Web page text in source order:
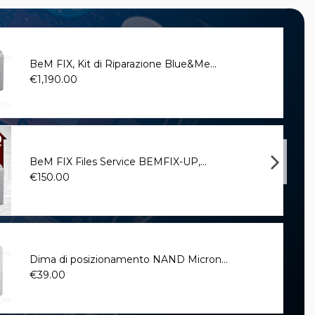
BeM FIX, Kit di Riparazione Blue&Me...
€1,190.00
BeM FIX Files Service BEMFIX-UP,...
€150.00
Dima di posizionamento NAND Micron...
€39.00